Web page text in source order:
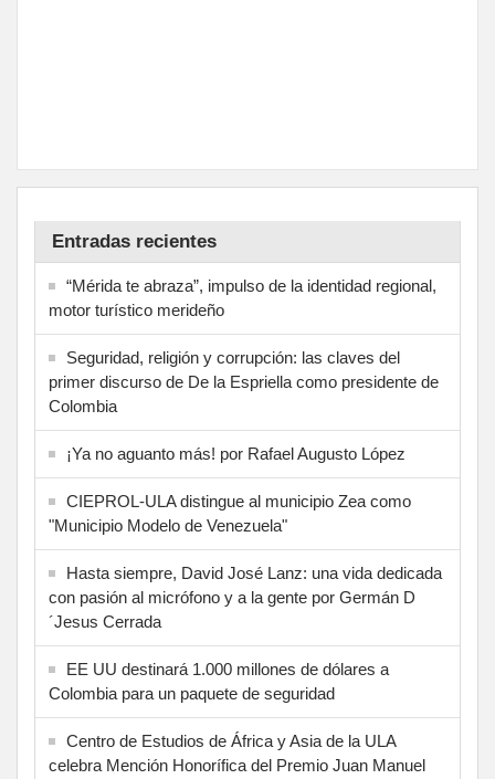
Entradas recientes
“Mérida te abraza”, impulso de la identidad regional,
motor turístico merideño
Seguridad, religión y corrupción: las claves del
primer discurso de De la Espriella como presidente de
Colombia
¡Ya no aguanto más! por Rafael Augusto López
CIEPROL-ULA distingue al municipio Zea como
"Municipio Modelo de Venezuela"
Hasta siempre, David José Lanz: una vida dedicada
con pasión al micrófono y a la gente por Germán D
´Jesus Cerrada
EE UU destinará 1.000 millones de dólares a
Colombia para un paquete de seguridad
Centro de Estudios de África y Asia de la ULA
celebra Mención Honorífica del Premio Juan Manuel